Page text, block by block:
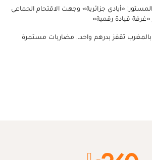
«أيادي جزائرية» وجهت الاقتحام الجماعي
«غرفة قيادة رقمية»
تقفز بدرهم واحد.. مضاربات مستمرة